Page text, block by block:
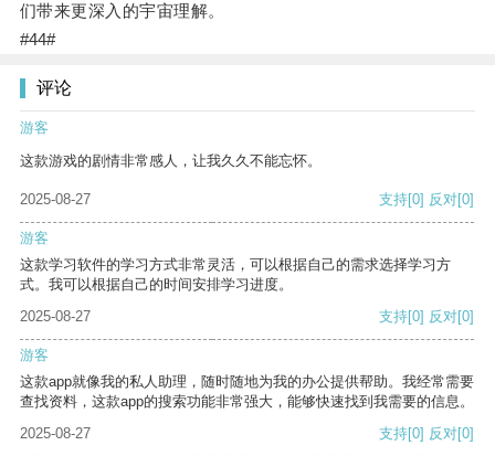
们带来更深入的宇宙理解。
#44#
评论
游客
这款游戏的剧情非常感人，让我久久不能忘怀。
2025-08-27 支持[0] 反对[0]
游客
这款学习软件的学习方式非常灵活，可以根据自己的需求选择学习方
式。我可以根据自己的时间安排学习进度。
2025-08-27
支持[0] 反对[0]
游客
这款app就像我的私人助理，随时随地为我的办公提供帮助。我经常需要
查找资料，这款app的搜索功能非常强大，能够快速找到我需要的信息。
2025-08-27
支持[0] 反对[0]